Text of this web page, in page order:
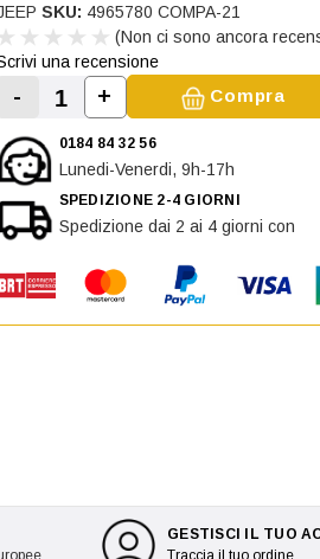
SKU: 4965780 COMPA-21
(Non ci sono ancora
una recensione
Diminuisci la quantità di
-
Aumenta la quantità di
+ Compra
0184 84 32 56
Lunedi-Venerdi, 9h-17h
SPEDIZIONE 2-4 GIORNI
Spedizione dai 2 ai 4 giorni con
GESTISCI IL TUO